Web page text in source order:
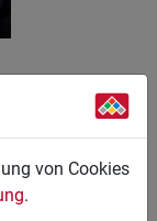
von Cookies
.